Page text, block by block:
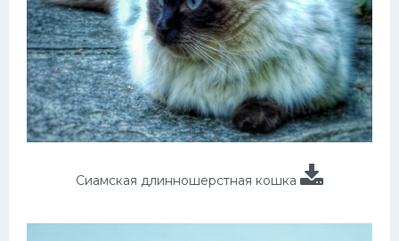
Сиамская длинношерстная кошка